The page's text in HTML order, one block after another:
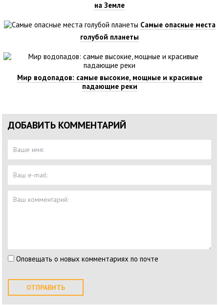
на Земле
Самые опасные места
голубой планеты
Мир водопадов: самые высокие, мощные и красивые
падающие реки
ДОБАВИТЬ КОММЕНТАРИЙ
Оповещать о новых комментариях по почте